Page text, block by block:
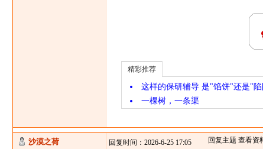
精彩推荐
这样的保研辅导 是"馅饼"还是"
一棵树，一条渠
沙漠之荷 回复时间：2026-6-25 17:05 回复主题 查看资